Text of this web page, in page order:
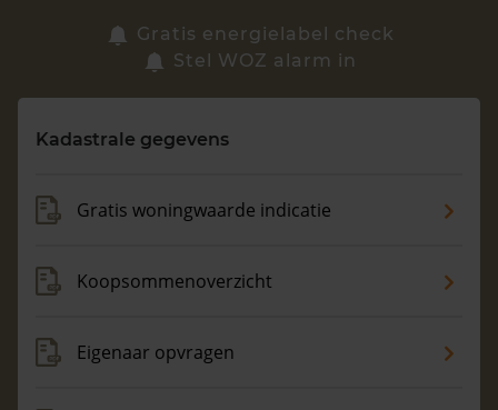
Vragen? Neem contact met ons op
088 220 4200
Gratis energielabel check
Stel WOZ alarm in
Kadastrale gegevens
Gratis woningwaarde indicatie
Koopsommenoverzicht
Eigenaar opvragen